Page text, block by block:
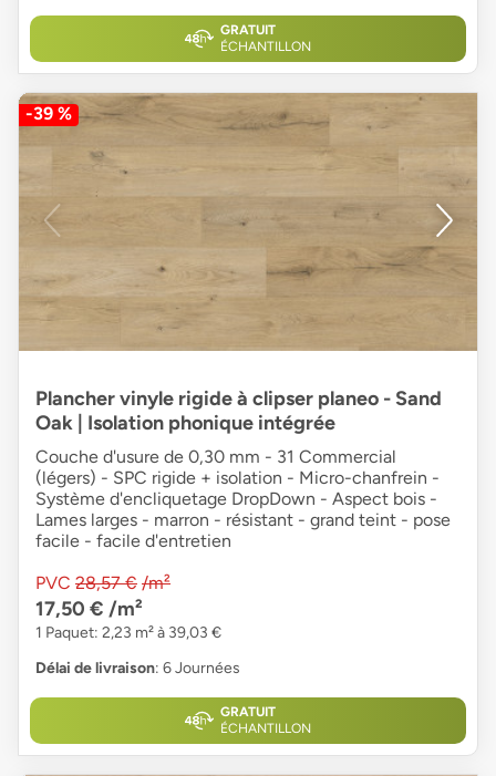
GRATUIT
ÉCHANTILLON
-39 %
Plancher vinyle rigide à clipser planeo - Sand
Oak | Isolation phonique intégrée
Couche d'usure de 0,30 mm - 31 Commercial
(légers) - SPC rigide + isolation - Micro-chanfrein -
Système d'encliquetage DropDown - Aspect bois -
Lames larges - marron - résistant - grand teint - pose
facile - facile d'entretien
PVC 28,57 € /m²
17,50 € /m²
1 Paquet: 2,23 m² à 39,03 €
Délai de livraison: 6 Journées
GRATUIT
ÉCHANTILLON